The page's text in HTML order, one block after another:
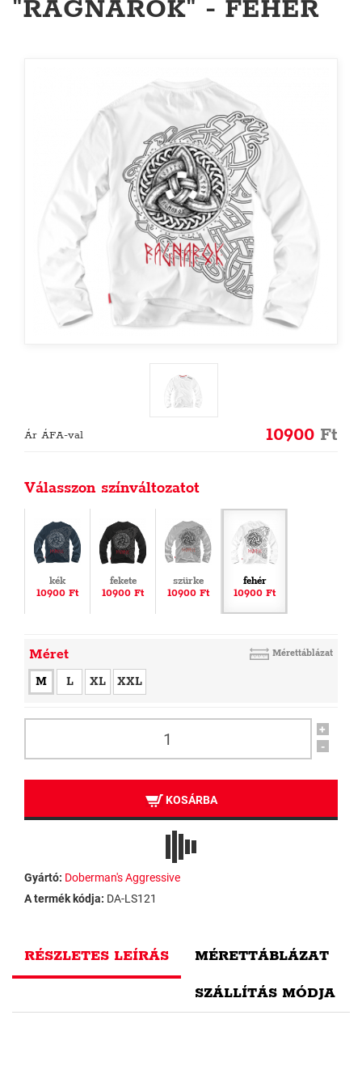
"RAGNAROK" - FEHÉR
Ár ÁFA-val 10900 Ft
Válasszon színváltozatot
kék
10900 Ft
fekete
10900 Ft
szürke
10900 Ft
fehér
10900 Ft
Méret Mérettáblázat
M L XL XXL
+
-
KOSÁRBA
Gyártó: Doberman's Aggressive
A termék kódja: DA-LS121
RÉSZLETES LEÍRÁS MÉRETTÁBLÁZAT
SZÁLLÍTÁS MÓDJA